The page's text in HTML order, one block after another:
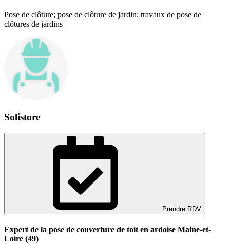
Pose de clôture; pose de clôture de jardin; travaux de pose de
clôtures de jardins
Solistore
Prendre RDV
Expert de la pose de couverture de toit en ardoise Maine-et-
Loire (49)